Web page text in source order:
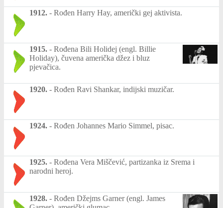
1912. - Rođen Harry Hay, američki gej aktivista.
1915. - Rođena Bili Holidej (engl. Billie
Holiday), čuvena američka džez i bluz
pjevačica.
1920. - Rođen Ravi Shankar, indijski muzičar.
1924. - Rođen Johannes Mario Simmel, pisac.
1925. - Rođena Vera Miščević, partizanka iz Srema i
narodni heroj.
1928. - Rođen Džejms Garner (engl. James